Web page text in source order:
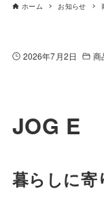
ホーム お知らせ
2026年7月2日 商
JOG E
暮らしに寄